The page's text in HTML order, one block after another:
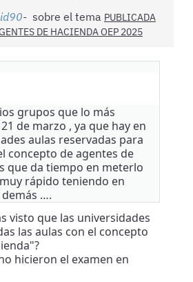
sobre el tema PUBLICADA
DE HACIENDA OEP 2025
grupos que lo más
de marzo , ya que hay en
aulas reservadas para
concepto de agentes de
que da tiempo en meterlo
rápido teniendo en
….
visto que las universidades
las aulas con el concepto
hicieron el examen en